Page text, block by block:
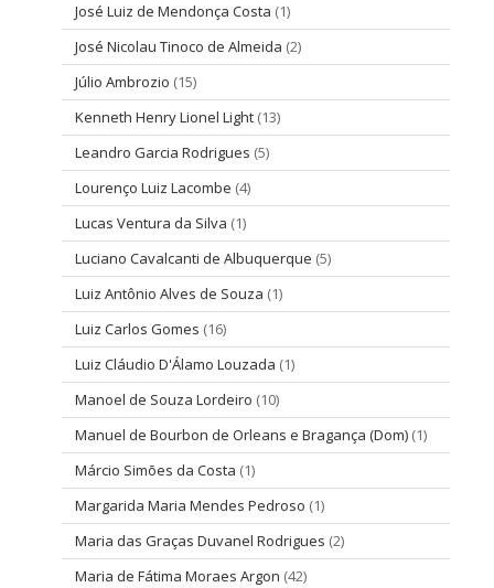
José Luiz de Mendonça Costa (1)
José Nicolau Tinoco de Almeida (2)
Júlio Ambrozio (15)
Kenneth Henry Lionel Light (13)
Leandro Garcia Rodrigues (5)
Lourenço Luiz Lacombe (4)
Lucas Ventura da Silva (1)
Luciano Cavalcanti de Albuquerque (5)
Luiz Antônio Alves de Souza (1)
Luiz Carlos Gomes (16)
Luiz Cláudio D'Álamo Louzada (1)
Manoel de Souza Lordeiro (10)
Manuel de Bourbon de Orleans e Bragança (Dom) (1)
Márcio Simões da Costa (1)
Margarida Maria Mendes Pedroso (1)
Maria das Graças Duvanel Rodrigues (2)
Maria de Fátima Moraes Argon (42)